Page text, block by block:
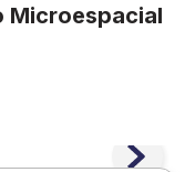
Microespacial